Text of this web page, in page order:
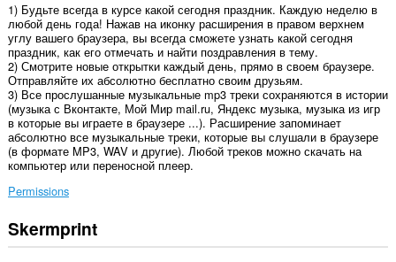
1) Будьте всегда в курсе какой сегодня праздник. Каждую неделю в
любой день года! Нажав на иконку расширения в правом верхнем
углу вашего браузера, вы всегда сможете узнать какой сегодня
праздник, как его отмечать и найти поздравления в тему.
2) Смотрите новые открытки каждый день, прямо в своем браузере.
Отправляйте их абсолютно бесплатно своим друзьям.
3) Все прослушанные музыкальные mp3 треки сохраняются в истории
(музыка с Вконтакте, Мой Мир mail.ru, Яндекс музыка, музыка из игр
в которые вы играете в браузере ...). Расширение запоминает
абсолютно все музыкальные треки, которые вы слушали в браузере
(в формате MP3, WAV и другие). Любой треков можно скачать на
компьютер или переносной плеер.
Permissions
Dizze
tafoeging
Skermprint